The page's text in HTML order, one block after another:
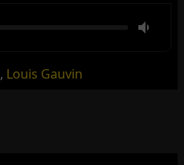
, Louis Gauvin